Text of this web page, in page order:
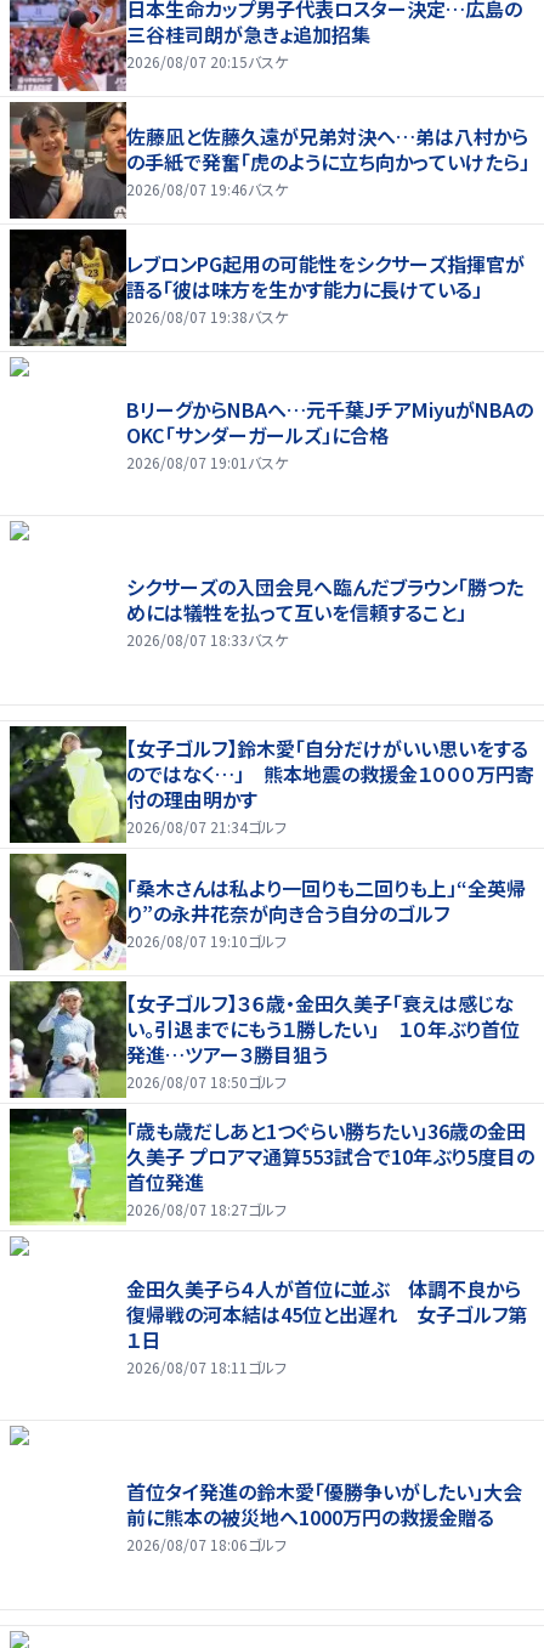
日本生命カップ男子代表ロスター決定…広島の
三谷桂司朗が急きょ追加招集
2026/08/07 20:15バスケ
佐藤凪と佐藤久遠が兄弟対決へ…弟は八村から
の手紙で発奮「虎のように立ち向かっていけたら」
2026/08/07 19:46バスケ
レブロンPG起用の可能性をシクサーズ指揮官が
語る「彼は味方を生かす能力に長けている」
2026/08/07 19:38バスケ
BリーグからNBAへ…元千葉JチアMiyuがNBAの
OKC「サンダーガールズ」に合格
2026/08/07 19:01 バスケ
シクサーズの入団会見へ臨んだブラウン「勝つた
めには犠牲を払って互いを信頼すること」
2026/08/07 18:33バスケ
【女子ゴルフ】鈴木愛「自分だけがいい思いをする
のではなく…」 熊本地震の救援金１０００万円寄
付の理由明かす
2026/08/07 21:34ゴルフ
「桑木さんは私より一回りも二回りも上」“全英帰
り”の永井花奈が向き合う自分のゴルフ
2026/08/07 19:10ゴルフ
【女子ゴルフ】３６歳・金田久美子「衰えは感じな
い。引退までにもう１勝したい」 １０年ぶり首位
発進…ツアー３勝目狙う
2026/08/07 18:50ゴルフ
「歳も歳だしあと1つぐらい勝ちたい」36歳の金田
久美子 プロアマ通算553試合で10年ぶり5度目の
首位発進
2026/08/07 18:27ゴルフ
金田久美子ら４人が首位に並ぶ 体調不良から
復帰戦の河本結は45位と出遅れ 女子ゴルフ第
１日
2026/08/07 18:11 ゴルフ
首位タイ発進の鈴木愛「優勝争いがしたい」大会
前に熊本の被災地へ1000万円の救援金贈る
2026/08/07 18:06ゴルフ